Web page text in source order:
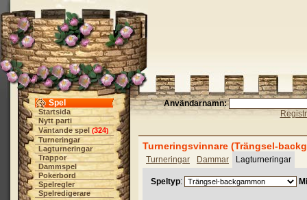
Spel
Startsida
Nytt parti
Väntande spel (324)
Turneringar
Lagturneringar
Trappor
Dammspel
Pokerbord
Spelregler
Spelredigerare
Användarnamn:
Turneringsvinnare (Trängsel-
Turneringar Dammar Lagturneringar
Speltyp: